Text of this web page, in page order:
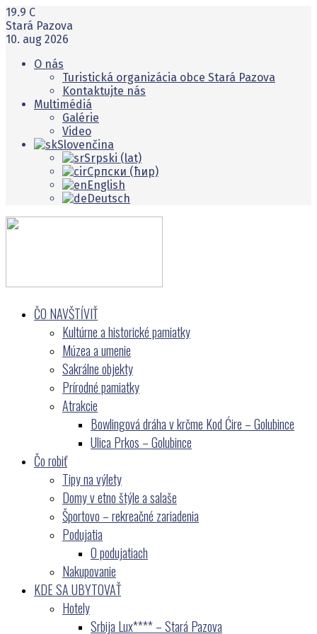
19.9 C
Stará Pazova
10. aug 2026
O nás
Turistická organizácia obce Stará Pazova
Kontaktujte nás
Multimédiá
Galérie
Video
Slovenčina
Srpski (lat)
Српски (ћир)
English
Deutsch
ČO NAVŠTĺVIŤ
Kultúrne a historické pamiatky
Múzea a umenie
Sakrálne objekty
Prírodné pamiatky
Atrakcie
Bowlingová dráha v krčme Kod Ćire – Golubince
Ulica Prkos – Golubince
Čo robiť
Tipy na výlety
Domy v etno štýle a salaše
Športovo – rekreačné zariadenia
Podujatia
O podujatiach
Nakupovanie
KDE SA UBYTOVAŤ
Hotely
Srbija Lux**** – Stará Pazova